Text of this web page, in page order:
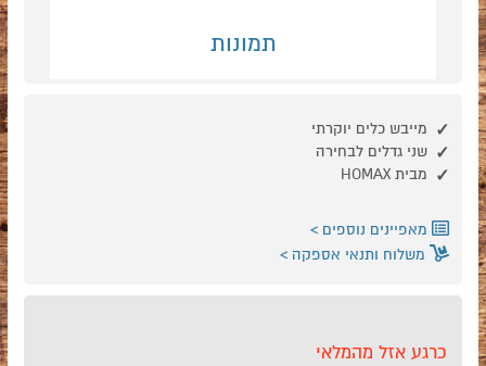
תמונות
מייבש כלים יוקרתי
שני גדלים לבחירה
מבית HOMAX
מאפיינים נוספים
משלוח ותנאי אספקה
כרגע אזל מהמלאי